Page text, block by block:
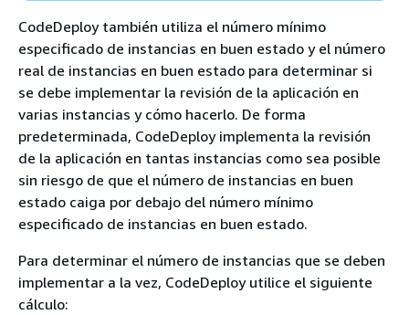
CodeDeploy también utiliza el número mínimo
especificado de instancias en buen estado y el número
real de instancias en buen estado para determinar si
se debe implementar la revisión de la aplicación en
varias instancias y cómo hacerlo. De forma
predeterminada, CodeDeploy implementa la revisión
de la aplicación en tantas instancias como sea posible
sin riesgo de que el número de instancias en buen
estado caiga por debajo del número mínimo
especificado de instancias en buen estado.
Para determinar el número de instancias que se deben
implementar a la vez, CodeDeploy utilice el siguiente
cálculo: